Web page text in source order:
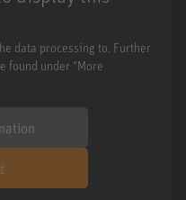
data processing to. Further
found under "More